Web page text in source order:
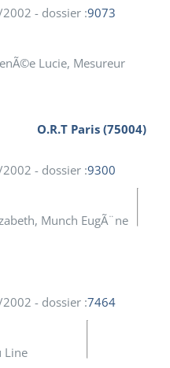
- dossier :9073
Lucie, Mesureur
O.R.T Paris (75004)
- dossier :9300
Munch EugÃ¨ne
- dossier :7464
Line